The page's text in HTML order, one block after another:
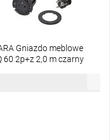
Gniazdo meblowe
60 2p+z 2,0 m czarny